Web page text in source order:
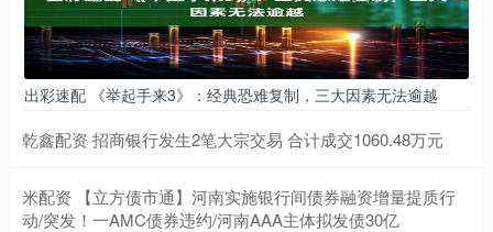
出彩速配 《举起手来3》：经典恐难复制，三大因素无法逾越
乾鑫配资 招商银行发生2笔大宗交易 合计成交1060.48万元
米配资 【立方债市通】河南实施银行间债券融资增量提质行
动/突发！一AMC债券违约/河南AAA主体拟发债30亿